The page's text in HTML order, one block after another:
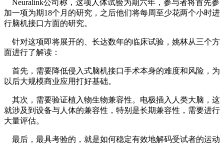
Neuralink公司称，这项人体试验为期六年，参与者将首先参
加一项为期18个月的研究，之后他们将每周至少花两个小时进
行脑机接口方面的研究。
针对这项即将展开的、长达数年的临床试验，姚林从三个方
面进行了解读：
首先，需要降低侵入式脑机接口手术本身的难度和风险，为
以后大规模商业应用打好基础。
其次，需要验证植入物生物兼容性。电极插入人类大脑，这
就涉及到设备与人体的兼容性，特别是长期兼容性，需要进行
大量评估。
最后，最具考验的，就是如何稳定有效地解码受试者的运动